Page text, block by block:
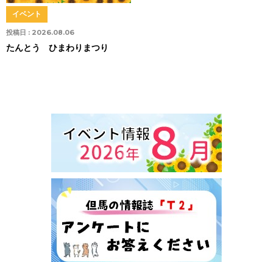
投稿日 : 2026.08.06
イベント
たんとう ひまわりまつり